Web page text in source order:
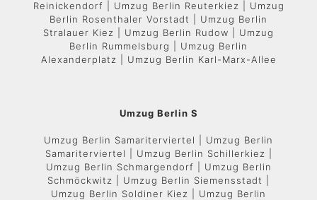
Reinickendorf | Umzug Berlin Reuterkiez | Umzug
Berlin Rosenthaler Vorstadt | Umzug Berlin
Stralauer Kiez | Umzug Berlin Rudow | Umzug
Berlin Rummelsburg | Umzug Berlin
Alexanderplatz | Umzug Berlin Karl-Marx-Allee
Umzug Berlin S
Umzug Berlin Samariterviertel | Umzug Berlin
Samariterviertel | Umzug Berlin Schillerkiez |
Umzug Berlin Schmargendorf | Umzug Berlin
Schmöckwitz | Umzug Berlin Siemensstadt |
Umzug Berlin Soldiner Kiez | Umzug Berlin